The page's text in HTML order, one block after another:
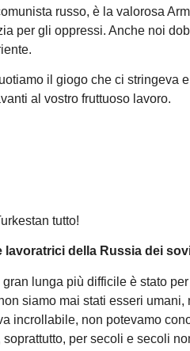
russo, è la valorosa
per gli oppressi. Anche noi
il giogo che ci stringeva
al vostro fruttuoso lavoro.
tutto!
lavoratrici della Russia dei
lunga più difficile è stato
siamo mai stati esseri
incrollabile, non potevamo
per secoli e secoli